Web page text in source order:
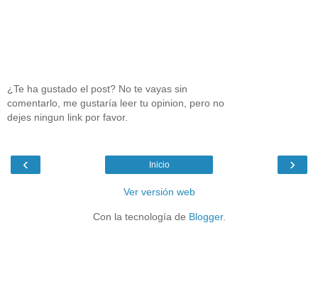
¿Te ha gustado el post? No te vayas sin
comentarlo, me gustaría leer tu opinion, pero no
dejes ningun link por favor.
‹ ›
Inicio
Ver versión web
Con la tecnología de Blogger.